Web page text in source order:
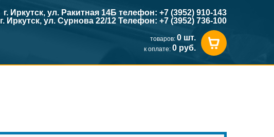
г. Иркутск, ул. Ракитная 14Б телефон: +7 (3952) 910-143
г. Иркутск, ул. Сурнова 22/12 Телефон: +7 (3952) 736-100
товаров: 0 шт.
к оплате: 0 руб.